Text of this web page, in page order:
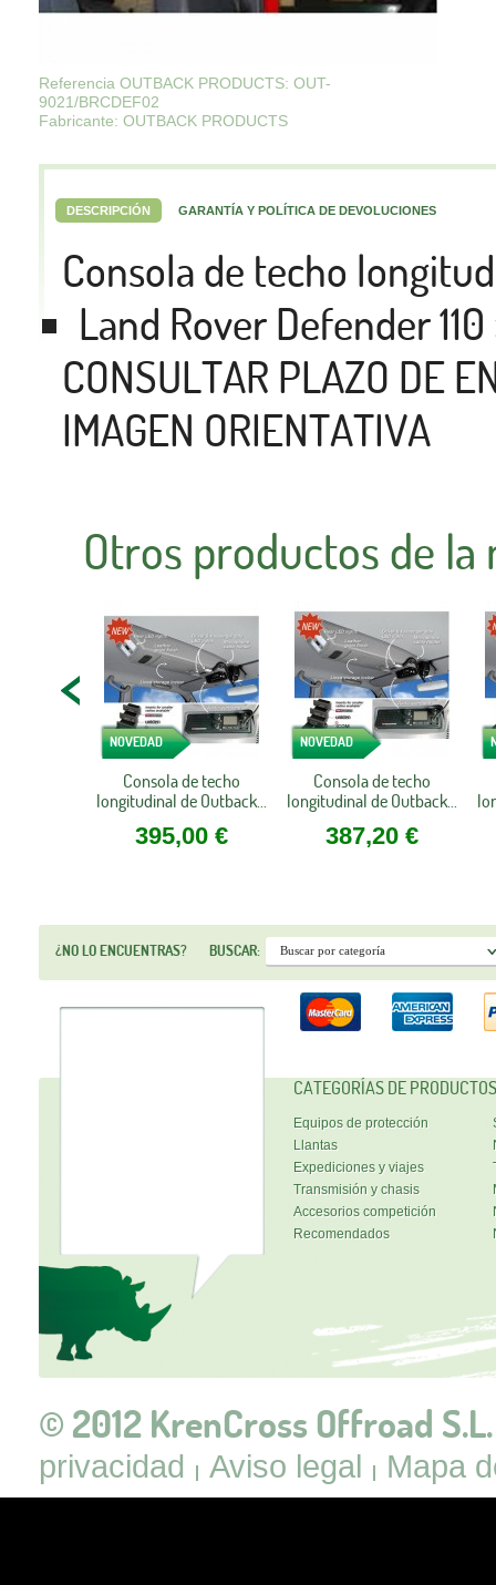
Referencia OUTBACK PRODUCTS: OUT-
9021/BRCDEF02
Fabricante: OUTBACK PRODUCTS
DESCRIPCIÓN GARANTÍA Y POLÍTICA DE DEVOLUCIONES
Consola de techo
Land Rover Defender
CONSULTAR PLAZO DE
IMAGEN ORIENTATIVA
Otros productos de
NOVEDAD
Consola de techo
longitudinal de Outback...
395,00 €
NOVEDAD
Consola de techo
longitudinal de Outback...
387,20 €
¿NO LO ENCUENTRAS? BUSCAR:
CATEGORÍAS DE PRODUCTOS
Equipos de protección
Llantas
Expediciones y viajes
Transmisión y chasis
Accesorios competición
Recomendados
© 2012 KrenCross Offroad S.L.
privacidad Aviso legal Mapa